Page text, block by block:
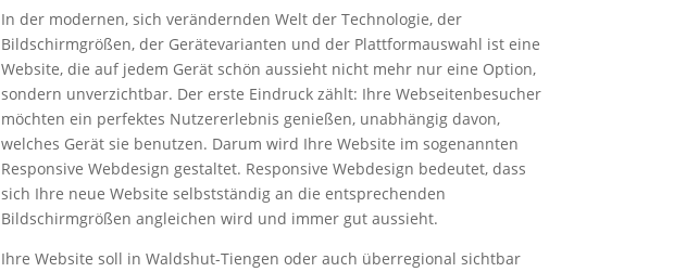
In der modernen, sich verändernden Welt der Technologie, der
Bildschirmgrößen, der Gerätevarianten und der Plattformauswahl ist eine
Website, die auf jedem Gerät schön aussieht nicht mehr nur eine Option,
sondern unverzichtbar. Der erste Eindruck zählt: Ihre Webseitenbesucher
möchten ein perfektes Nutzererlebnis genießen, unabhängig davon,
welches Gerät sie benutzen. Darum wird Ihre Website im sogenannten
Responsive Webdesign gestaltet. Responsive Webdesign bedeutet, dass
sich Ihre neue Website selbstständig an die entsprechenden
Bildschirmgrößen angleichen wird und immer gut aussieht.
Ihre Website soll in Waldshut-Tiengen oder auch überregional sichtbar